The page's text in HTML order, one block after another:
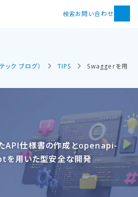
検索お問い合わせ
ック ブログ） TIPS Swaggerを用い
​API仕様書の​作成と​openapi-
用いた​型安全な​開発